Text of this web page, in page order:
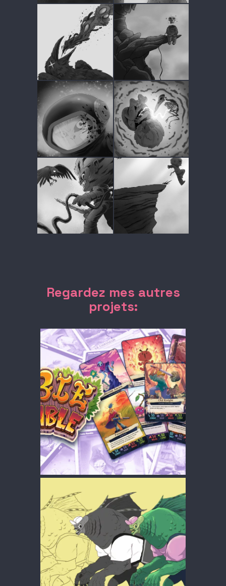
Regardez mes autres
projets:
FABLE RUMBLE
CHARA DESIGN
CHARACTER DESIGN
CHARA DESIGN GAMES